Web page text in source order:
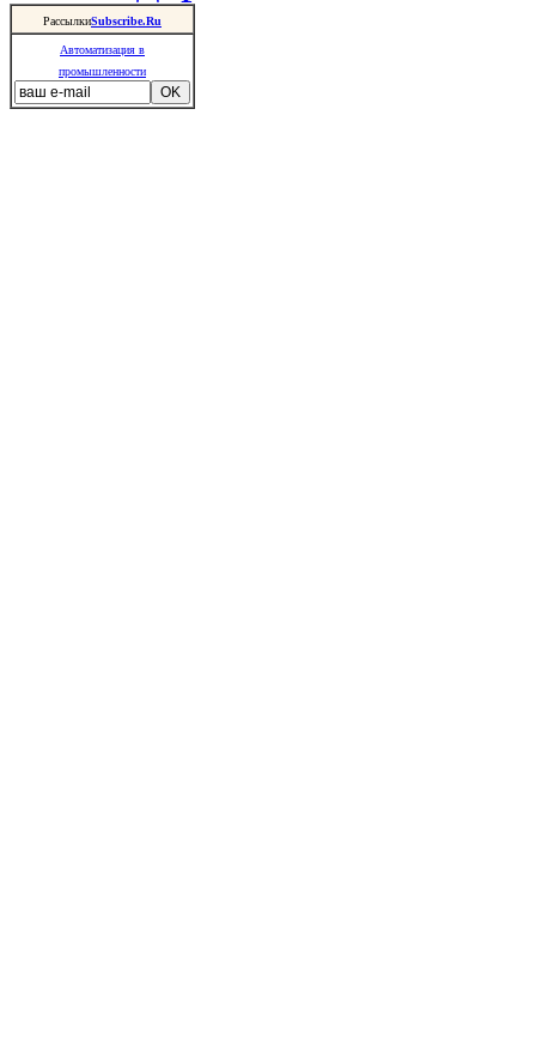
РассылкиSubscribe.Ru
Автоматизация в
промышленности